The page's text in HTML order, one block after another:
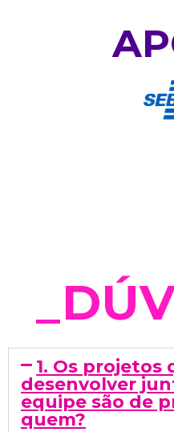
DÚV
1. Os projetos
desenvolver
equipe são de
quem?